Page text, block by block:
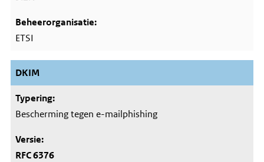
ETSI
DKIM
Bescherming tegen e-mailphishing
RFC 6376